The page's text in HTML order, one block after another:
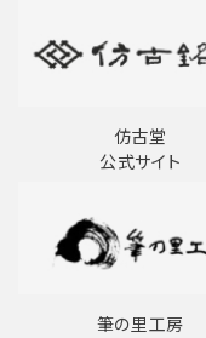
仿古堂
公式サイト
筆の里工房